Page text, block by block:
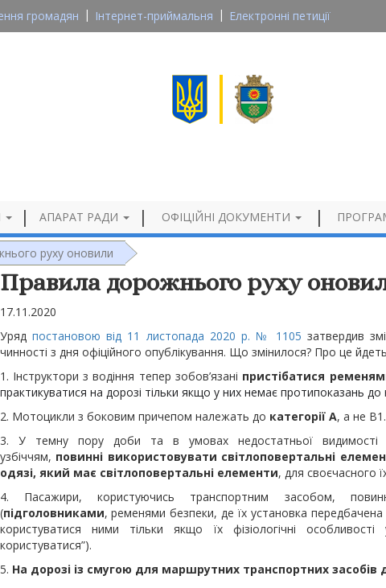
громадян Інтернет-приймальня
Електронні петиції
АПАРАТ РАДИ ОФІЦІЙНІ ДОКУМЕНТИ
руху оновили
Правила дорожнього руху
17.11.2020
Урядпостановою від 11 листопада 2020 р. № 1105 затвердив
чинності з дня офіційного опублікування. Що змінилося? Про це
1. Інструктори з водіння тепер зобов’язані пристібатися
практикуватися на дорозі тільки якщо у них немає протипоказань
2. Мотоцикли з боковим причепом належать до категорії А, а не B1.
3. У темну пору доби та в умовах недостатньої видимості
узбіччям, повинні використовувати світлоповертальні
одязі, який має світлоповертальні елементи, для своєчасного
4. Пасажири, користуючись транспортним засобом,
(підголовниками, ременями безпеки, де їх установка
користуватися ними тільки якщо їх фізіологічні
користуватися”).
5. На дорозі із смугою для маршрутних транспортних